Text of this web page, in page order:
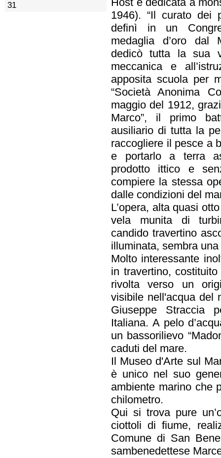
31
1946). “Il curato dei
definì in un
medaglia d’oro dal
dedicò tutta la sua
meccanica e
apposita scuola per
“Società Anonima
maggio del 1912,
Marco”, il primo
ausiliario di tutta la
raccogliere il pesce a
e portarlo a terra
prodotto ittico e
compiere la stessa
dalle condizioni del
L’opera, alta quasi
vela munita di
candido travertino
illuminata, sembra
Molto interessante
in travertino,
rivolta verso un
visibile nell'acqua del
Giuseppe Straccia
Italiana. A pelo
un bassorilievo
caduti del mare.
Il Museo d'Arte sul
è unico nel suo
ambiente marino che
chilometro.
Qui si trova pure
ciottoli di fiume,
Comune di San
sambenedettese